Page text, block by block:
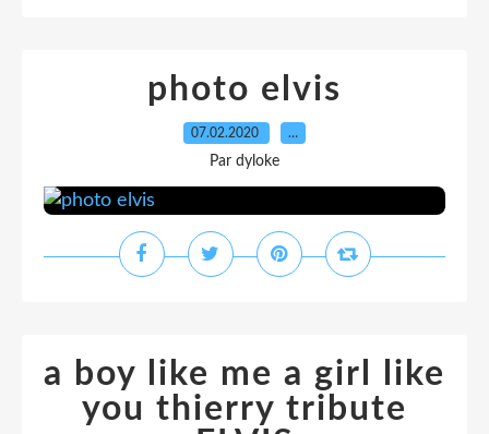
photo elvis
07.02.2020 …
Par dyloke
a boy like me a girl like
you thierry tribute